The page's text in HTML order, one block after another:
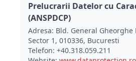
Prelucrarii Datelor cu
(ANSPDCP)
Adresa: Bld. General Gheorghe
Sector 1, 010336, Bucuresti
Telefon: +40.318.059.211